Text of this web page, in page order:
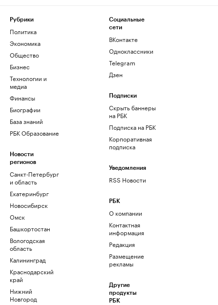
Рубрики
Политика
Экономика
Общество
Бизнес
Технологии и
медиа
Финансы
Биографии
База знаний
РБК Образование
Новости
регионов
Санкт-Петербург
и область
Екатеринбург
Новосибирск
Омск
Башкортостан
Вологодская
область
Калининград
Краснодарский
край
Нижний
Новгород
Социальные
сети
ВКонтакте
Одноклассники
Telegram
Дзен
Подписки
Скрыть баннеры
на РБК
Подписка на РБК
Корпоративная
подписка
Уведомления
RSS Новости
РБК
О компании
Контактная
информация
Редакция
Размещение
рекламы
Другие
продукты
РБК